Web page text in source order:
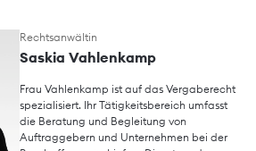
Rechtsanwältin
Saskia Vahlenkamp
Frau Vahlenkamp ist auf das Vergaberecht
spezialisiert. Ihr Tätigkeitsbereich umfasst
die Beratung und Begleitung von
Auftraggebern und Unternehmen bei der